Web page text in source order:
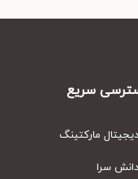
سریع
مارکتینگ
سرا